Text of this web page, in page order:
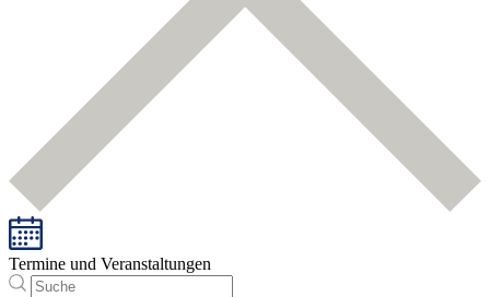
Termine und Veranstaltungen